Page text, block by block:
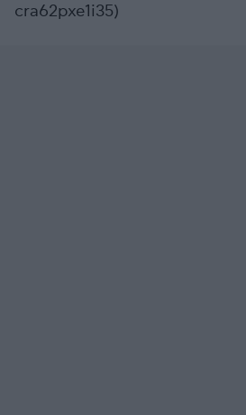
cra62pxe1i35)